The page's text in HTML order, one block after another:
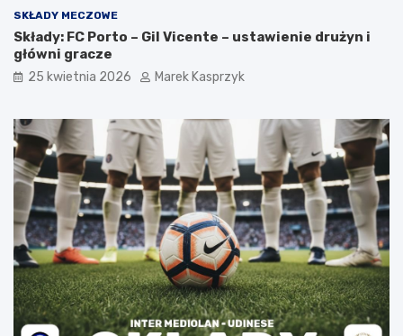
SKŁADY MECZOWE
Składy: FC Porto – Gil Vicente – ustawienie drużyn i
główni gracze
25 kwietnia 2026 Marek Kasprzyk